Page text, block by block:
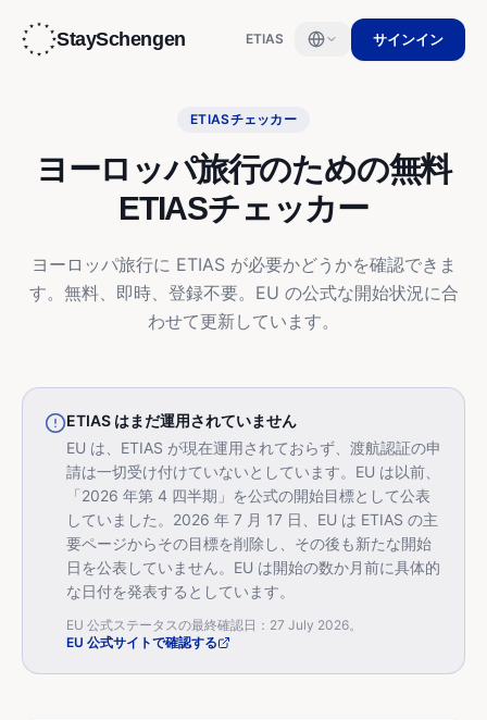
StaySchengen ETIAS サインイン
ETIASチェッカー
ヨーロッパ旅行のための無料
ETIASチェッカー
ヨーロッパ旅行に ETIAS が必要かどうかを確認できま
す。無料、即時、登録不要。EU の公式な開始状況に合
わせて更新しています。
ETIAS はまだ運用されていません
EU は、ETIAS が現在運用されておらず、渡航認証の申
請は一切受け付けていないとしています。EU は以前、
「2026 年第 4 四半期」を公式の開始目標として公表
していました。2026 年 7 月 17 日、EU は ETIAS の主
要ページからその目標を削除し、その後も新たな開始
日を公表していません。EU は開始の数か月前に具体的
な日付を発表するとしています。
EU 公式ステータスの最終確認日：27 July 2026。
EU 公式サイトで確認する